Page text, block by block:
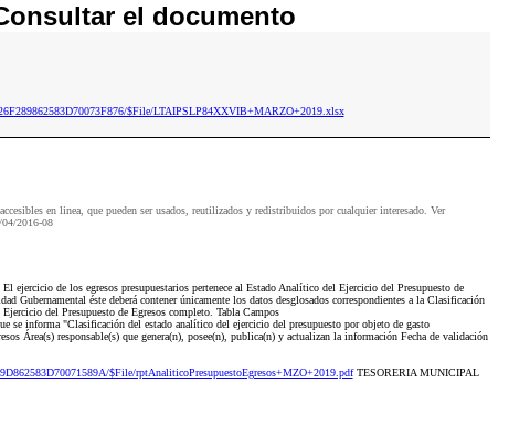
el documento
$File/LTAIPSLP84XXVIB+MARZO+2019.xlsx
en linea, que pueden ser usados, reutilizados y redistribuidos por cualquier interesado. Ver
2016-08
ejercicio de los egresos presupuestarios pertenece al Estado Analítico del Ejercicio del Presupuesto de
Gubernamental éste deberá contener únicamente los datos desglosados correspondientes a la Clasificación
del Presupuesto de Egresos completo. Tabla Campos
se informa "Clasificación del estado analítico del ejercicio del presupuesto por objeto de gasto
Área(s) responsable(s) que genera(n), posee(n), publica(n) y actualizan la información Fecha de validación
$File/rptAnaliticoPresupuestoEgresos+MZO+2019.pdfTESORERIA MUNICIPAL